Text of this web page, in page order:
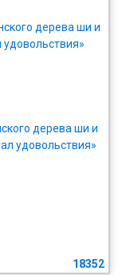
дерева ши и
удовольствия»
18352